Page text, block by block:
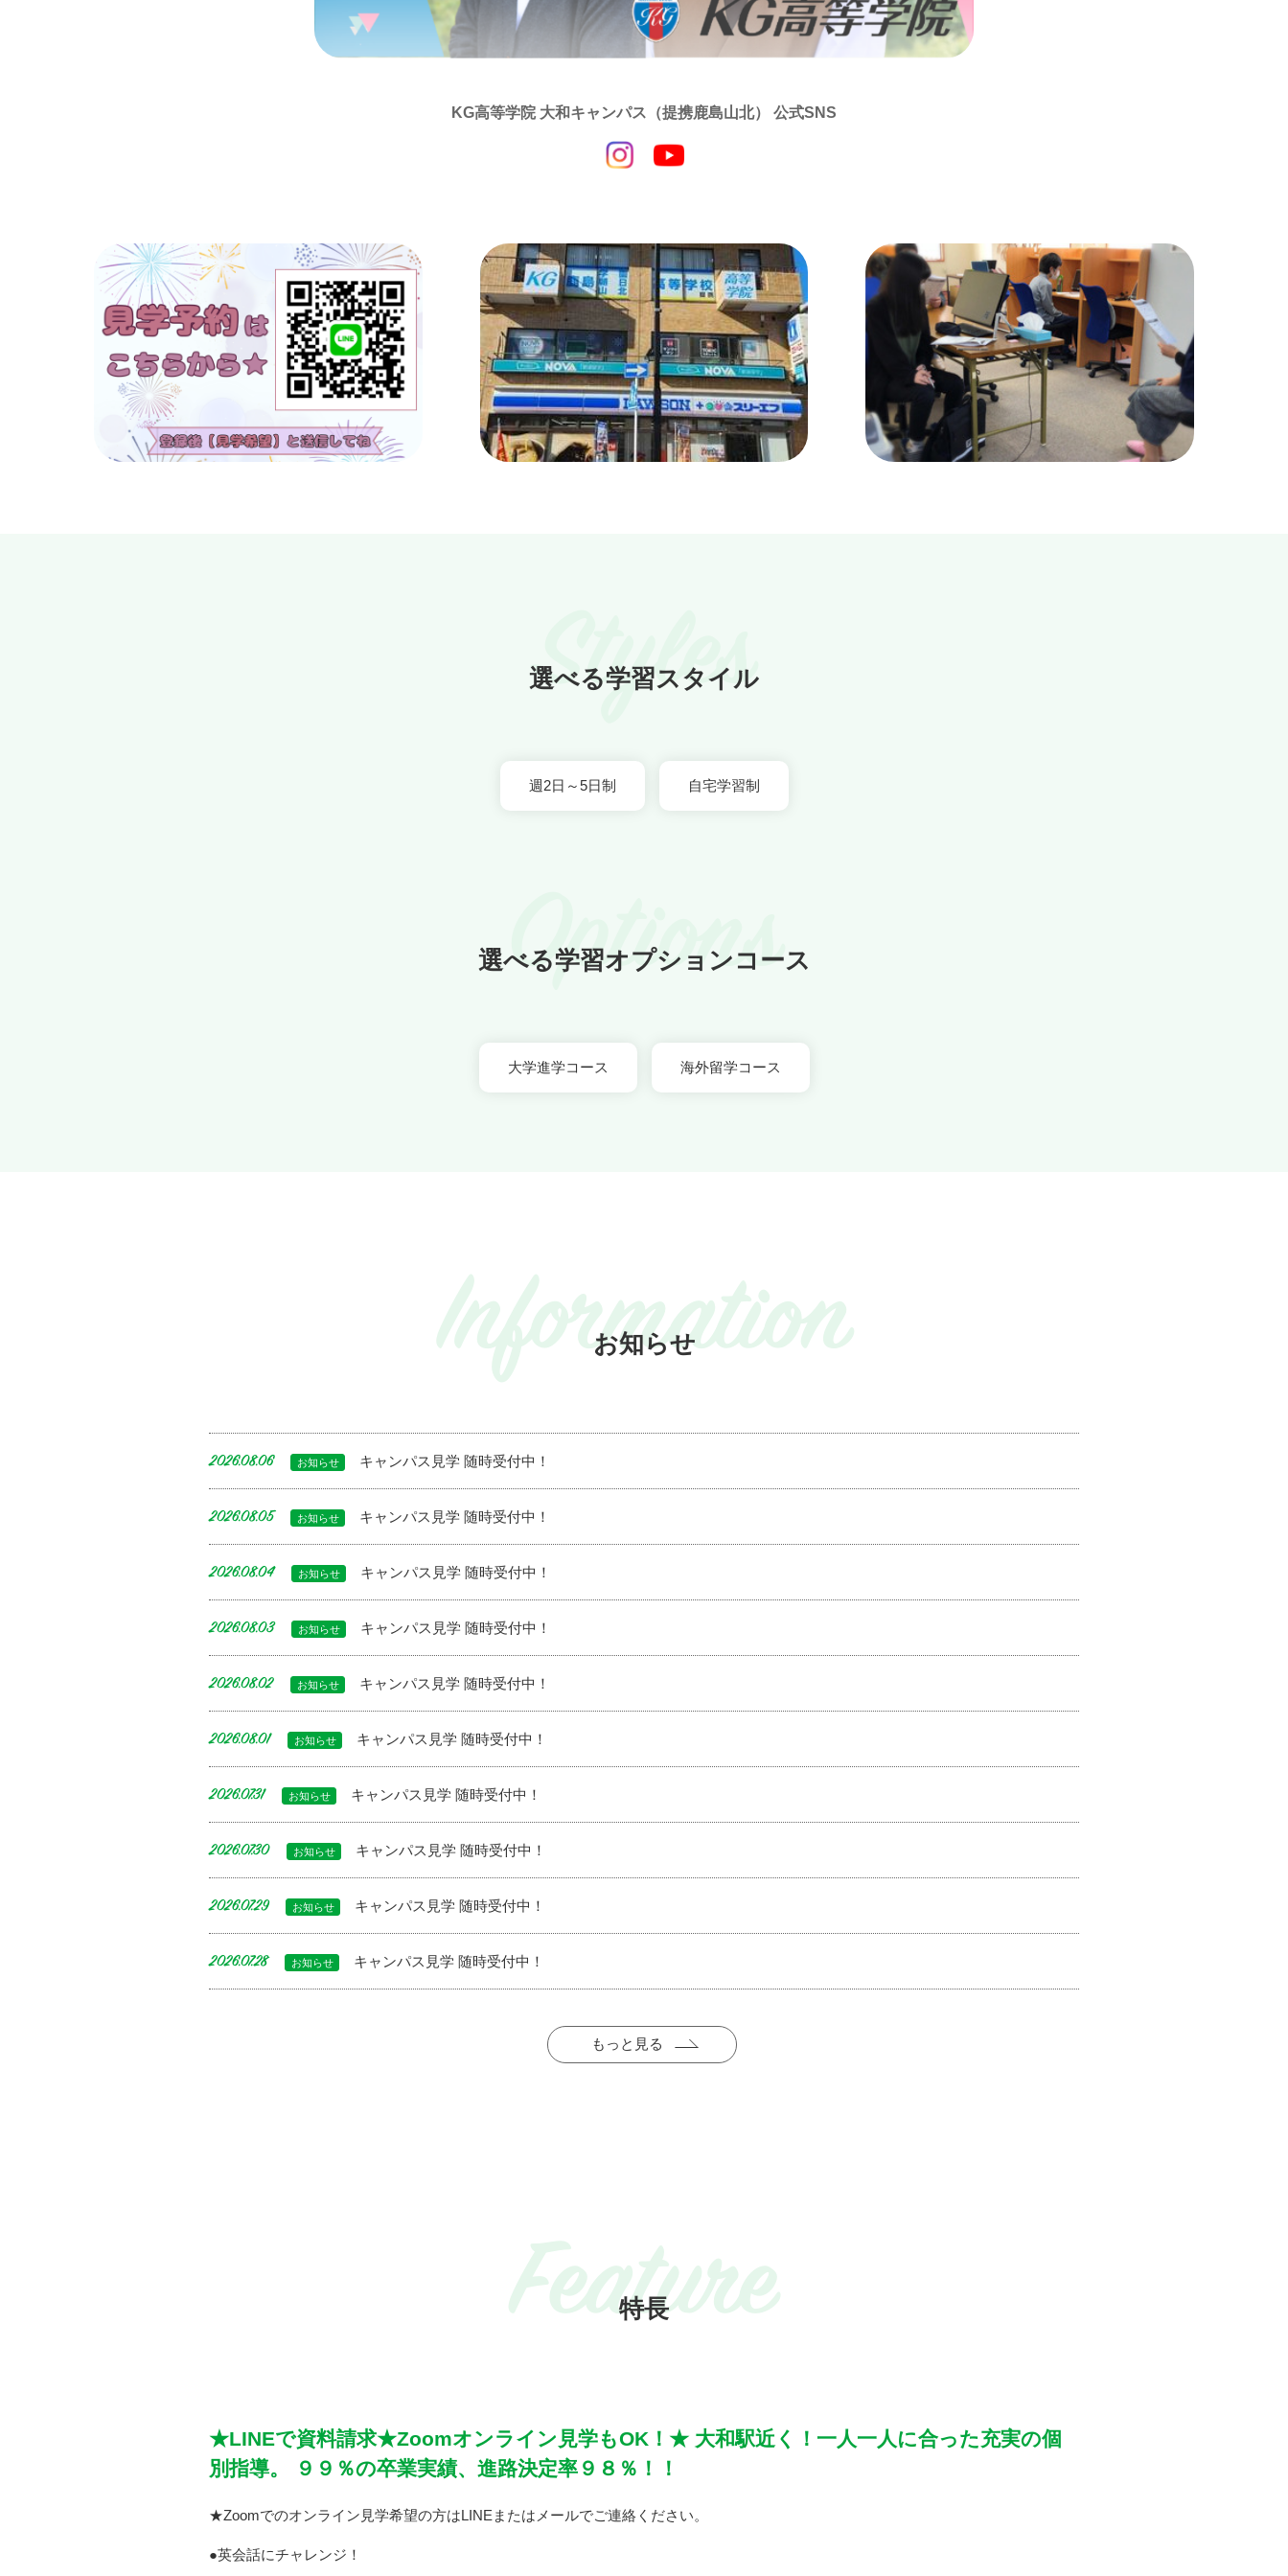
KG高等学院 大和キャンパス（提携鹿島山北） 公式SNS
選べる学習スタイル
Styles
週2日～5日制 自宅学習制
選べる学習オプションコース
Options
大学進学コース 海外留学コース
お知らせ
Information
2026.08.06 お知らせ キャンパス見学 随時受付中！
2026.08.05 お知らせ キャンパス見学 随時受付中！
2026.08.04 お知らせ キャンパス見学 随時受付中！
2026.08.03 お知らせ キャンパス見学 随時受付中！
2026.08.02 お知らせ キャンパス見学 随時受付中！
2026.08.01 お知らせ キャンパス見学 随時受付中！
2026.07.31 お知らせ キャンパス見学 随時受付中！
2026.07.30 お知らせ キャンパス見学 随時受付中！
2026.07.29 お知らせ キャンパス見学 随時受付中！
2026.07.28 お知らせ キャンパス見学 随時受付中！
もっと見る
特長
Feature
★LINEで資料請求★Zoomオンライン見学もOK！★ 大和駅近く！一人一人に合った充実の個
別指導。 ９９％の卒業実績、進路決定率９８％！！
★Zoomでのオンライン見学希望の方はLINEまたはメールでご連絡ください。
●英会話にチャレンジ！